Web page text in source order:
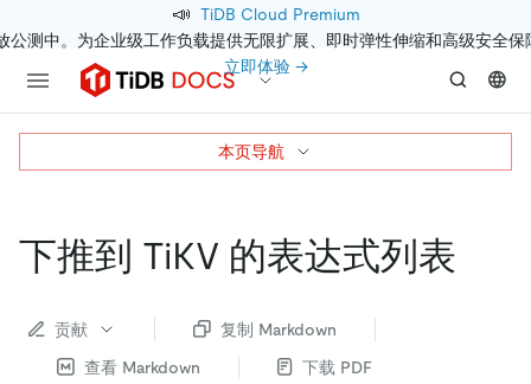
📣 TiDB Cloud Premium
公测中。为企业级工作负载提供无限扩展、即时弹性伸缩和高级安全保
立即体验 →
下推到 TiKV 的表达式列表
贡献
复制 Markdown
查看 Markdown
下载 PDF
本页导航